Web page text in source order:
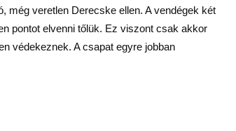
még veretlen Derecske ellen. A vendégek két
pontot elvenni tőlük. Ez viszont csak akkor
védekeznek. A csapat egyre jobban